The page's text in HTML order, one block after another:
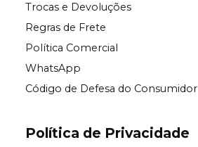
Trocas e Devoluções
Regras de Frete
Política Comercial
WhatsApp
Código de Defesa do Consumidor
Política de Privacidade